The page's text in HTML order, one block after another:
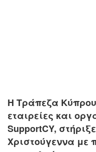
Η Τράπεζα
εταιρείες και
SupportCY,
Χριστούγεννα με